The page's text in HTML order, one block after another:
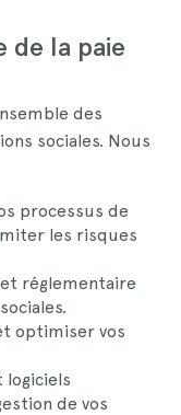
de la paie
des
sociales. Nous
processus de
les risques
réglementaire
optimiser vos
logiciels
de vos